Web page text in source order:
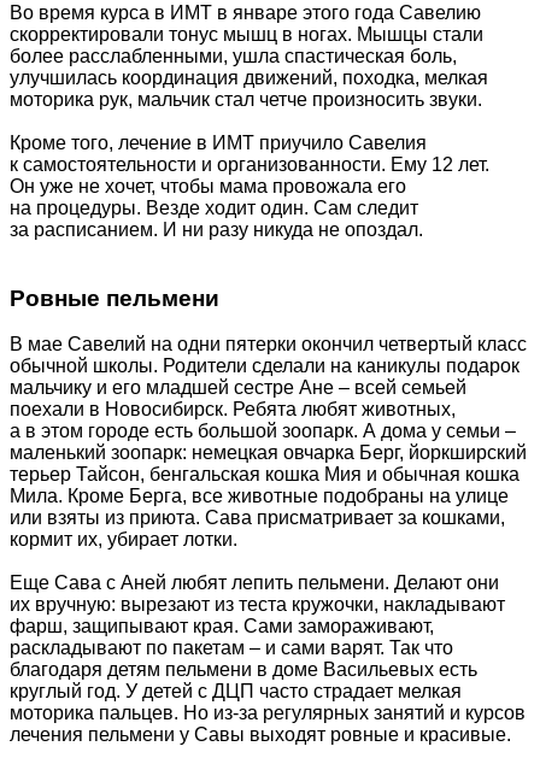
Во время курса в ИМТ в январе этого года Савелию
скорректировали тонус мышц в ногах. Мышцы стали
более расслабленными, ушла спастическая боль,
улучшилась координация движений, походка, мелкая
моторика рук, мальчик стал четче произносить звуки.
Кроме того, лечение в ИМТ приучило Савелия
к самостоятельности и организованности. Ему 12 лет.
Он уже не хочет, чтобы мама провожала его
на процедуры. Везде ходит один. Сам следит
за расписанием. И ни разу никуда не опоздал.
Ровные пельмени
В мае Савелий на одни пятерки окончил четвертый класс
обычной школы. Родители сделали на каникулы подарок
мальчику и его младшей сестре Ане – всей семьей
поехали в Новосибирск. Ребята любят животных,
а в этом городе есть большой зоопарк. А дома у семьи –
маленький зоопарк: немецкая овчарка Берг, йоркширский
терьер Тайсон, бенгальская кошка Мия и обычная кошка
Мила. Кроме Берга, все животные подобраны на улице
или взяты из приюта. Сава присматривает за кошками,
кормит их, убирает лотки.
Еще Сава с Аней любят лепить пельмени. Делают они
их вручную: вырезают из теста кружочки, накладывают
фарш, защипывают края. Сами замораживают,
раскладывают по пакетам – и сами варят. Так что
благодаря детям пельмени в доме Васильевых есть
круглый год. У детей с ДЦП часто страдает мелкая
моторика пальцев. Но из-за регулярных занятий и курсов
лечения пельмени у Савы выходят ровные и красивые.